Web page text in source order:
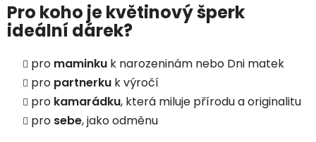
Pro koho je květinový šperk
ideální dárek?
pro maminku k narozeninám nebo Dni matek
pro partnerku k výročí
pro kamarádku, která miluje přírodu a originalitu
pro sebe, jako odměnu